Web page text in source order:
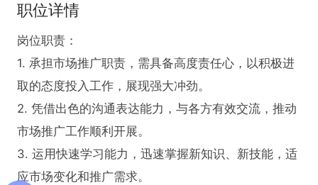
职位详情
岗位职责：
1. 承担市场推广职责，需具备高度责任心，以积极进
取的态度投入工作，展现强大冲劲。
2. 凭借出色的沟通表达能力，与各方有效交流，推动
市场推广工作顺利开展。
3. 运用快速学习能力，迅速掌握新知识、新技能，适
应市场变化和推广需求。